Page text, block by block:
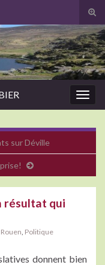
sur Déville
résultat qui
Politique
donnent bien